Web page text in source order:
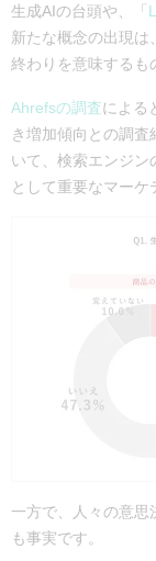
生成AIの台頭や、「
新たな概念の出現は
終わりを意味するも
Ahrefsの調査による
き増加傾向との調査
いて、検索エンジン
として重要なマーケ
一方で、人々の意思
も事実です。